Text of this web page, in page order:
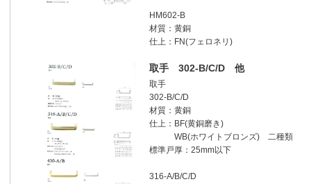
HM602-B
材質：黄銅
仕上：FN(フェロネリ)
取手 302-B/C/D 他
取手
302-B/C/D
材質：黄銅
仕上：BF(黄銅磨き)
WB(ホワイトブロンズ) 二種類
標準戸厚：25mm以下
316-A/B/C/D